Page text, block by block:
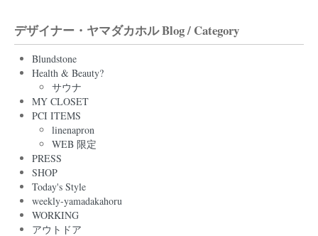
デザイナー・ヤマダカホル Blog / Category
Blundstone
Health & Beauty?
サウナ
MY CLOSET
PCI ITEMS
linenapron
WEB 限定
PRESS
SHOP
Today's Style
weekly-yamadakahoru
WORKING
アウトドア